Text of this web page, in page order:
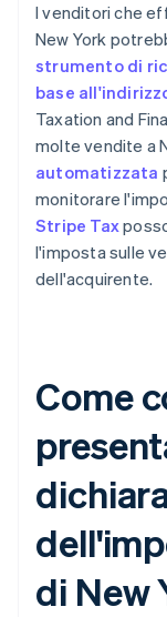
I venditori che
New York
strumento di
base
Taxation and
molte vendite a
automatizzata
monitorare
Stripe Tax
l'imposta sulle
dell'acquirente.
Come
di New